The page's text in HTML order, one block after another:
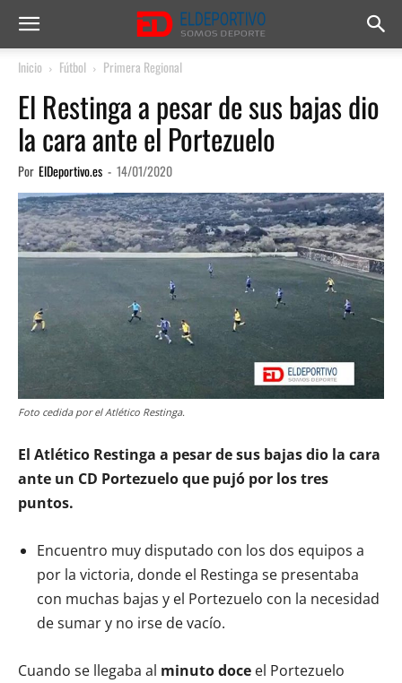
Inicio Fútbol Primera Regional
El Restinga a pesar de sus bajas dio
la cara ante el Portezuelo
Por ElDeportivo.es - 14/01/2020
Foto cedida por el Atlético Restinga.
El Atlético Restinga a pesar de sus bajas dio la cara
ante un CD Portezuelo que pujó por los tres
puntos.
Encuentro muy disputado con los dos equipos a
por la victoria, donde el Restinga se presentaba
con muchas bajas y el Portezuelo con la necesidad
de sumar y no irse de vacío.
Cuando se llegaba al minuto doce el Portezuelo